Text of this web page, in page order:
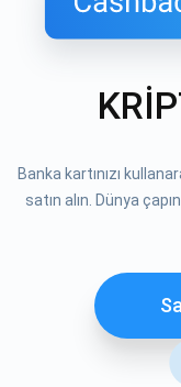
Banka kartınızı
satın alın. Dünya